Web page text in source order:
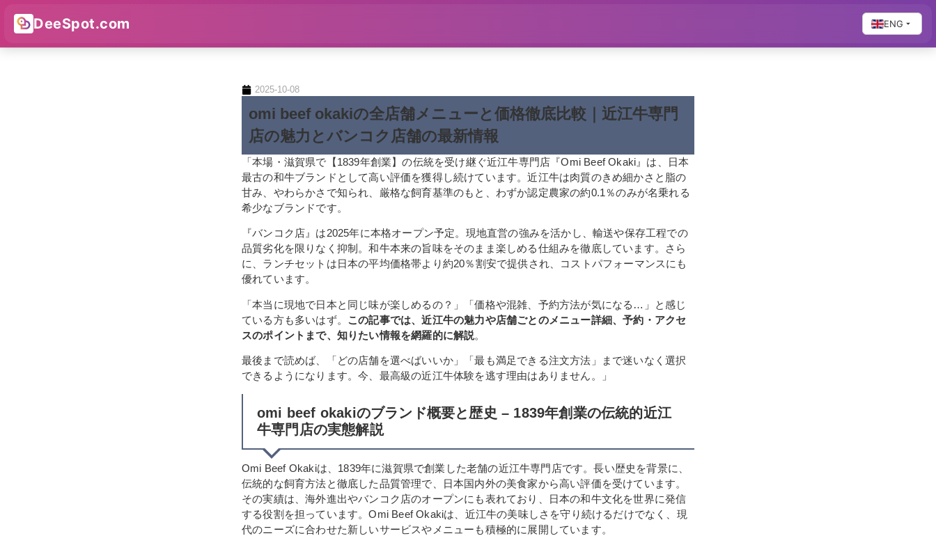
DeeSpot.com ENG
2025-10-08
omi beef okakiの全店舗メニューと価格徹底比較｜近江牛専門
店の魅力とバンコク店舗の最新情報
「本場・滋賀県で【1839年創業】の伝統を受け継ぐ近江牛専門店『Omi Beef Okaki』は、日本
最古の和牛ブランドとして高い評価を獲得し続けています。近江牛は肉質のきめ細かさと脂の
甘み、やわらかさで知られ、厳格な飼育基準のもと、わずか認定農家の約0.1％のみが名乗れる
希少なブランドです。
『バンコク店』は2025年に本格オープン予定。現地直営の強みを活かし、輸送や保存工程での
品質劣化を限りなく抑制。和牛本来の旨味をそのまま楽しめる仕組みを徹底しています。さら
に、ランチセットは日本の平均価格帯より約20％割安で提供され、コストパフォーマンスにも
優れています。
「本当に現地で日本と同じ味が楽しめるの？」「価格や混雑、予約方法が気になる…」と感じ
ている方も多いはず。 この記事では、近江牛の魅力や店舗ごとのメニュー詳細、予約・アクセ
スのポイントまで、知りたい情報を網羅的に解説。
最後まで読めば、「どの店舗を選べばいいか」「最も満足できる注文方法」まで迷いなく選択
できるようになります。今、最高級の近江牛体験を逃す理由はありません。」
omi beef okakiのブランド概要と歴史 – 1839年創業の伝統的近江
牛専門店の実態解説
Omi Beef Okakiは、1839年に滋賀県で創業した老舗の近江牛専門店です。長い歴史を背景に、
伝統的な飼育方法と徹底した品質管理で、日本国内外の美食家から高い評価を受けています。
その実績は、海外進出やバンコク店のオープンにも表れており、日本の和牛文化を世界に発信
する役割を担っています。Omi Beef Okakiは、近江牛の美味しさを守り続けるだけでなく、現
代のニーズに合わせた新しいサービスやメニューも積極的に展開しています。